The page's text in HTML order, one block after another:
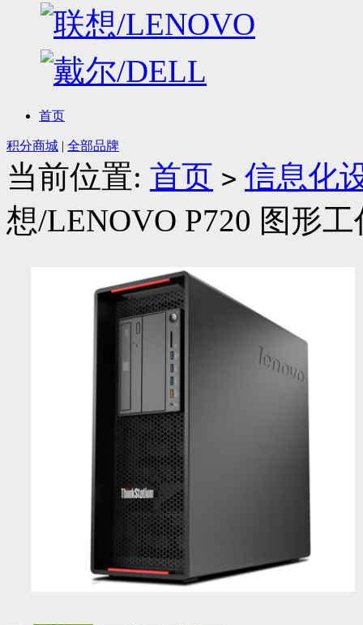
首页
积分商城 | 全部品牌
当前位置: 首页 > 信息化
想/LENOVO P720 图形